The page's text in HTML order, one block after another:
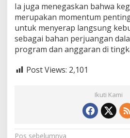
Ia juga menegaskan bahwa
merupakan momentum
untuk menyerap langsung
sebagai bahan perjuangan
program dan anggaran di
Post Views: 2,101
Ikuti Kami
Pos sebelumnya